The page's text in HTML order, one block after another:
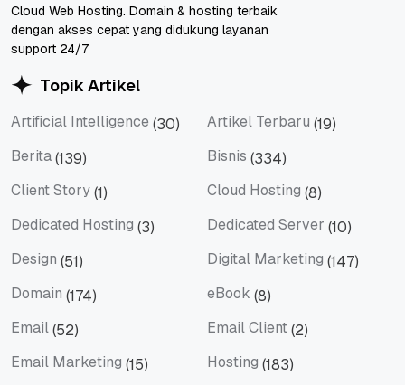
Cloud Web Hosting. Domain & hosting terbaik
dengan akses cepat yang didukung layanan
support 24/7
Topik Artikel
Artificial Intelligence (30) Artikel Terbaru (19)
Berita(139) Bisnis (334)
Client Story(1) Cloud Hosting (8)
Dedicated Hosting (3) Dedicated Server (10)
Design (51) Digital Marketing (147)
Domain (174) eBook (8)
Email(52) Email Client(2)
Email Marketing (15) Hosting (183)